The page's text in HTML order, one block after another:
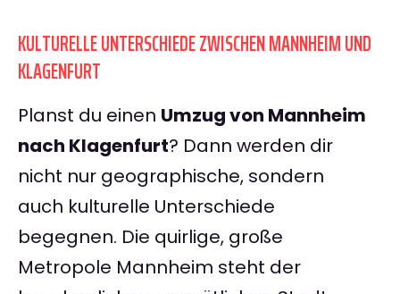
KULTURELLE UNTERSCHIEDE ZWISCHEN MANNHEIM UND
KLAGENFURT
Planst du einen Umzug von Mannheim
nach Klagenfurt? Dann werden dir
nicht nur geographische, sondern
auch kulturelle Unterschiede
begegnen. Die quirlige, große
Metropole Mannheim steht der